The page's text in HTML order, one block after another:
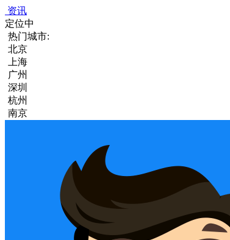
资讯
定位中
热门城市:
北京
上海
广州
深圳
杭州
南京